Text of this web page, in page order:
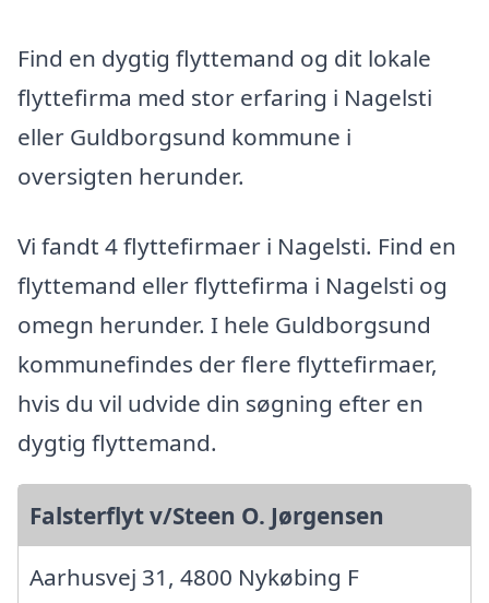
Find en dygtig flyttemand og dit lokale
flyttefirma med stor erfaring i Nagelsti
eller Guldborgsund kommune i
oversigten herunder.
Vi fandt 4 flyttefirmaer i Nagelsti. Find en
flyttemand eller flyttefirma i Nagelsti og
omegn herunder. I hele Guldborgsund
kommunefindes der flere flyttefirmaer,
hvis du vil udvide din søgning efter en
dygtig flyttemand.
Falsterflyt v/Steen O. Jørgensen
Aarhusvej 31, 4800 Nykøbing F